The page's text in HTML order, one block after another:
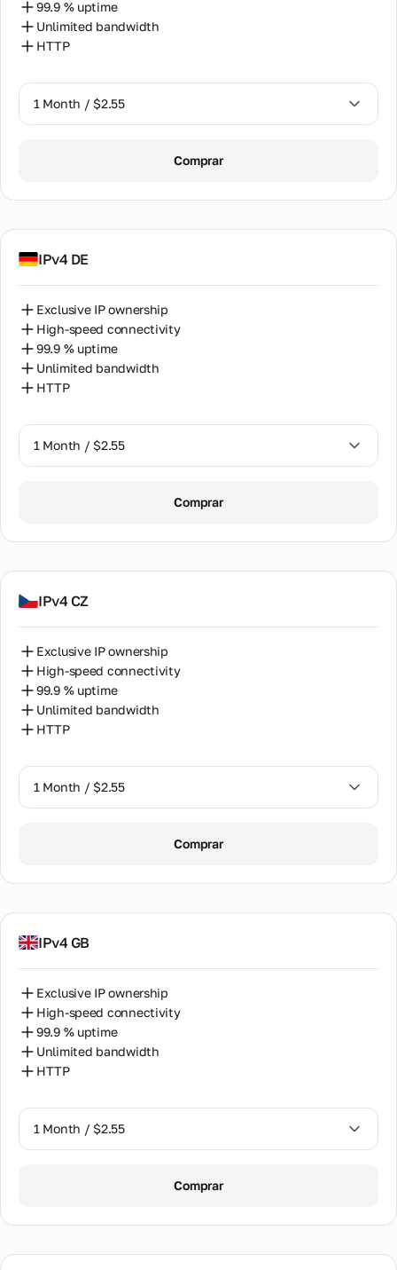
99.9 % uptime
Unlimited bandwidth
HTTP
1 Month / $2.55
Comprar
IPv4 DE
Exclusive IP ownership
High-speed connectivity
99.9 % uptime
Unlimited bandwidth
HTTP
1 Month / $2.55
Comprar
IPv4 CZ
Exclusive IP ownership
High-speed connectivity
99.9 % uptime
Unlimited bandwidth
HTTP
1 Month / $2.55
Comprar
IPv4 GB
Exclusive IP ownership
High-speed connectivity
99.9 % uptime
Unlimited bandwidth
HTTP
1 Month / $2.55
Comprar